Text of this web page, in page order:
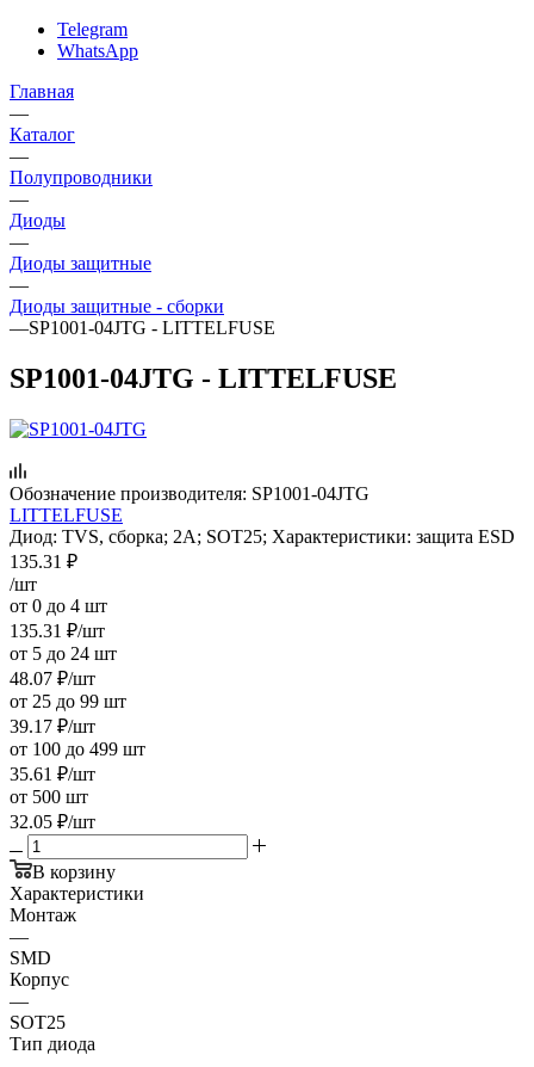
Telegram
WhatsApp
Главная
—
Каталог
—
Полупроводники
—
Диоды
—
Диоды защитные
—
Диоды защитные - сборки
—SP1001-04JTG - LITTELFUSE
SP1001-04JTG - LITTELFUSE
Обозначение производителя: SP1001-04JTG
LITTELFUSE
Диод: TVS, сборка; 2А; SOT25; Характеристики: защита ESD
135.31 ₽
/шт
от 0 до 4 шт
135.31 ₽/шт
от 5 до 24 шт
48.07 ₽/шт
от 25 до 99 шт
39.17 ₽/шт
от 100 до 499 шт
35.61 ₽/шт
от 500 шт
32.05 ₽/шт
В корзину
Характеристики
Монтаж
—
SMD
Корпус
—
SOT25
Тип диода